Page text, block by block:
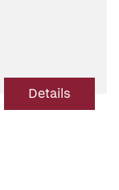
Details